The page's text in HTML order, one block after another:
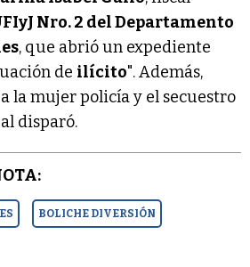
Nro. 2 del Departamento
, que abrió un expediente
de ilícito". Además,
la mujer policía y el secuestro
disparó.
BOLICHE DIVERSIÓN